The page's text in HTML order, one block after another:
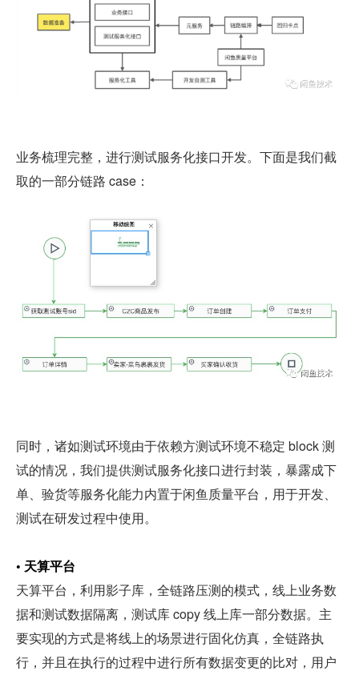
业务梳理完整，进行测试服务化接口开发。下面是我们截
取的一部分链路 case：
同时，诸如测试环境由于依赖方测试环境不稳定 block 测
试的情况，我们提供测试服务化接口进行封装，暴露成下
单、验货等服务化能力内置于闲鱼质量平台，用于开发、
测试在研发过程中使用。
• 天算平台
天算平台，利用影子库，全链路压测的模式，线上业务数
据和测试数据隔离，测试库 copy 线上库一部分数据。主
要实现的方式是将线上的场景进行固化仿真，全链路执
行，并且在执行的过程中进行所有数据变更的比对，用户